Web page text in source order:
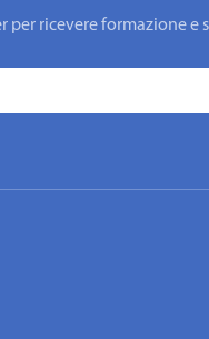
per ricevere formazione